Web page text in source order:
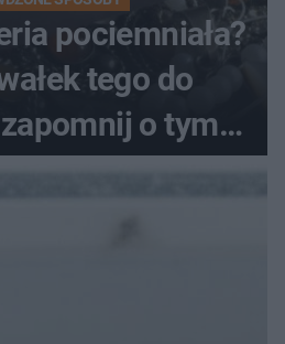
pociemniała?
tego do
o tym